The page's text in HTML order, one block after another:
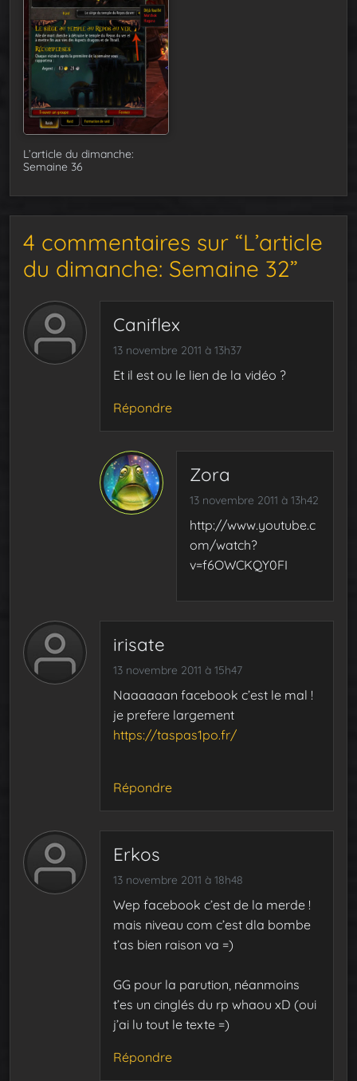
L’article du dimanche:
Semaine 36
4 commentaires sur “L’article
du dimanche: Semaine 32”
Caniflex
13 novembre 2011 à 13h37
Et il est ou le lien de la vidéo ?
Répondre
Zora
13 novembre 2011 à 13h42
http://www.youtube.c
om/watch?
v=f6OWCKQY0FI
irisate
13 novembre 2011 à 15h47
Naaaaaan facebook c’est le mal !
je prefere largement
https://taspas1po.fr/
Répondre
Erkos
13 novembre 2011 à 18h48
Wep facebook c’est de la merde !
mais niveau com c’est dla bombe
t’as bien raison va =)
GG pour la parution, néanmoins
t’es un cinglés du rp whaou xD (oui
j’ai lu tout le texte =)
Répondre